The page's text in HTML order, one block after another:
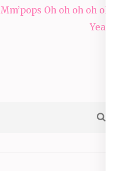
Mm’pops Oh oh oh oh oh /
Yeah !